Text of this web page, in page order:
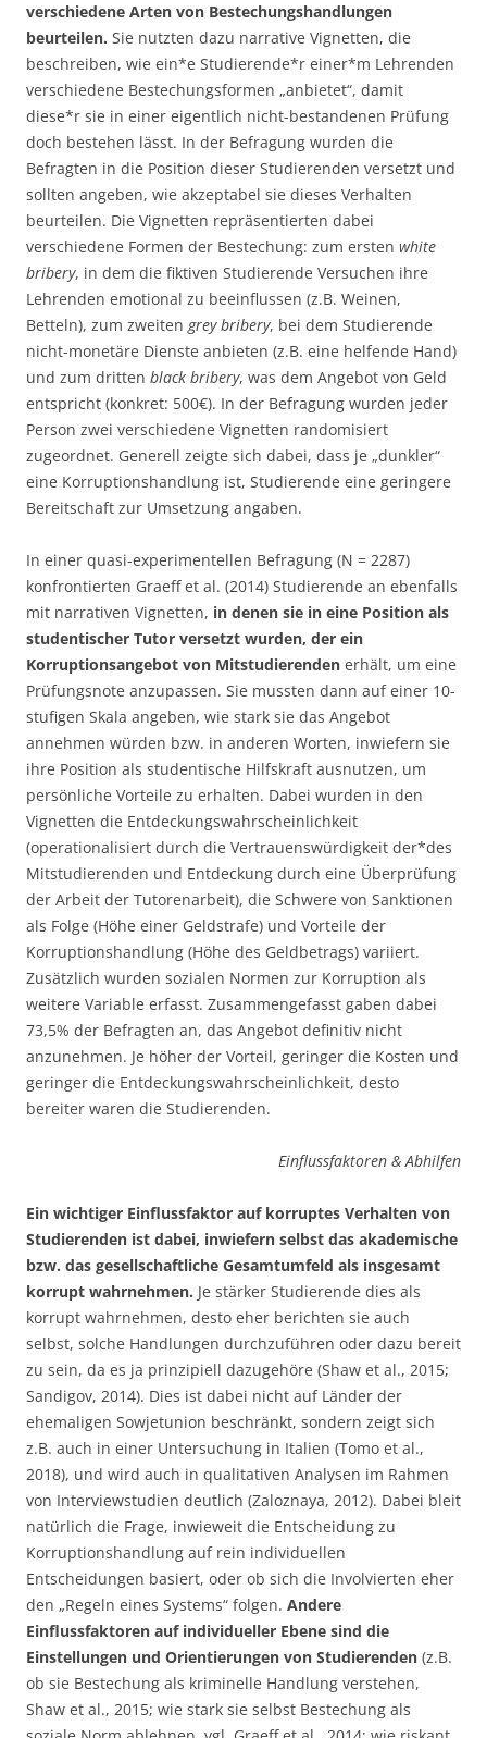
verschiedene Arten von Bestechungshandlungen
beurteilen. Sie nutzten dazu narrative Vignetten, die
beschreiben, wie ein*e Studierende*r einer*m Lehrenden
verschiedene Bestechungsformen „anbietet“, damit
diese*r sie in einer eigentlich nicht-bestandenen Prüfung
doch bestehen lässt. In der Befragung wurden die
Befragten in die Position dieser Studierenden versetzt und
sollten angeben, wie akzeptabel sie dieses Verhalten
beurteilen. Die Vignetten repräsentierten dabei
verschiedene Formen der Bestechung: zum ersten white
bribery, in dem die fiktiven Studierende Versuchen ihre
Lehrenden emotional zu beeinflussen (z.B. Weinen,
Betteln), zum zweiten grey bribery, bei dem Studierende
nicht-monetäre Dienste anbieten (z.B. eine helfende Hand)
und zum dritten black bribery, was dem Angebot von Geld
entspricht (konkret: 500€). In der Befragung wurden jeder
Person zwei verschiedene Vignetten randomisiert
zugeordnet. Generell zeigte sich dabei, dass je „dunkler“
eine Korruptionshandlung ist, Studierende eine geringere
Bereitschaft zur Umsetzung angaben.
In einer quasi-experimentellen Befragung (N = 2287)
konfrontierten Graeff et al. (2014) Studierende an ebenfalls
mit narrativen Vignetten, in denen sie in eine Position als
studentischer Tutor versetzt wurden, der ein
Korruptionsangebot von Mitstudierenden erhält, um eine
Prüfungsnote anzupassen. Sie mussten dann auf einer 10-
stufigen Skala angeben, wie stark sie das Angebot
annehmen würden bzw. in anderen Worten, inwiefern sie
ihre Position als studentische Hilfskraft ausnutzen, um
persönliche Vorteile zu erhalten. Dabei wurden in den
Vignetten die Entdeckungswahrscheinlichkeit
(operationalisiert durch die Vertrauenswürdigkeit der*des
Mitstudierenden und Entdeckung durch eine Überprüfung
der Arbeit der Tutorenarbeit), die Schwere von Sanktionen
als Folge (Höhe einer Geldstrafe) und Vorteile der
Korruptionshandlung (Höhe des Geldbetrags) variiert.
Zusätzlich wurden sozialen Normen zur Korruption als
weitere Variable erfasst. Zusammengefasst gaben dabei
73,5% der Befragten an, das Angebot definitiv nicht
anzunehmen. Je höher der Vorteil, geringer die Kosten und
geringer die Entdeckungswahrscheinlichkeit, desto
bereiter waren die Studierenden.
Einflussfaktoren & Abhilfen
Ein wichtiger Einflussfaktor auf korruptes Verhalten von
Studierenden ist dabei, inwiefern selbst das akademische
bzw. das gesellschaftliche Gesamtumfeld als insgesamt
korrupt wahrnehmen. Je stärker Studierende dies als
korrupt wahrnehmen, desto eher berichten sie auch
selbst, solche Handlungen durchzuführen oder dazu bereit
zu sein, da es ja prinzipiell dazugehöre (Shaw et al., 2015;
Sandigov, 2014). Dies ist dabei nicht auf Länder der
ehemaligen Sowjetunion beschränkt, sondern zeigt sich
z.B. auch in einer Untersuchung in Italien (Tomo et al.,
2018), und wird auch in qualitativen Analysen im Rahmen
von Interviewstudien deutlich (Zaloznaya, 2012). Dabei bleit
natürlich die Frage, inwieweit die Entscheidung zu
Korruptionshandlung auf rein individuellen
Entscheidungen basiert, oder ob sich die Involvierten eher
den „Regeln eines Systems“ folgen. Andere
Einflussfaktoren auf individueller Ebene sind die
Einstellungen und Orientierungen von Studierenden (z.B.
ob sie Bestechung als kriminelle Handlung verstehen,
Shaw et al., 2015; wie stark sie selbst Bestechung als